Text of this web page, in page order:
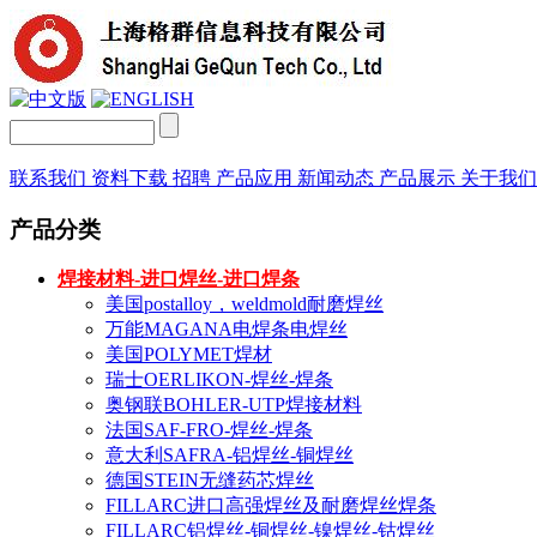
联系我们 资料下载 招聘 产品应用 新闻动态 产品展示 关于我
产品分类
焊接材料-进口焊丝-进口焊条
美国postalloy，weldmold耐磨焊丝
万能MAGANA电焊条电焊丝
美国POLYMET焊材
瑞士OERLIKON-焊丝-焊条
奥钢联BOHLER-UTP焊接材料
法国SAF-FRO-焊丝-焊条
意大利SAFRA-铝焊丝-铜焊丝
德国STEIN无缝药芯焊丝
FILLARC进口高强焊丝及耐磨焊丝焊条
FILLARC铝焊丝-铜焊丝-镍焊丝-钴焊丝